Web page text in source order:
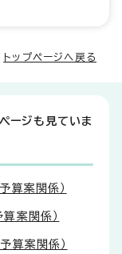
トップページへ戻る
ージも見ていま
算案関係）
案関係）
算案関係）